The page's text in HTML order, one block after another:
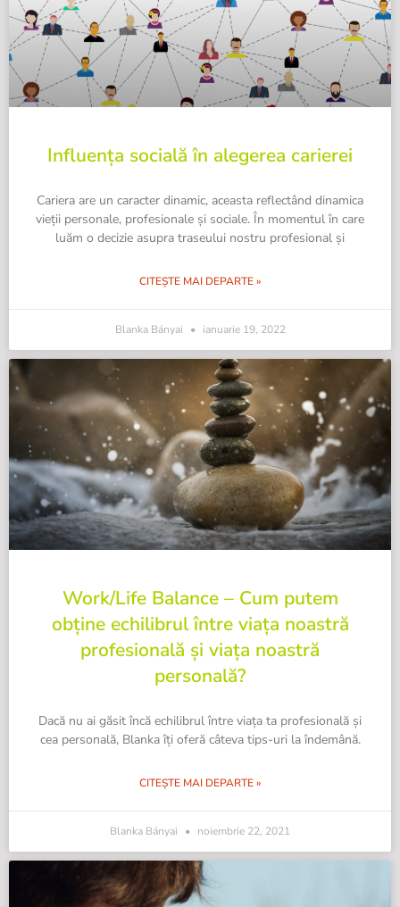
Influența socială în alegerea carierei
Cariera are un caracter dinamic, aceasta reflectând dinamica
vieții personale, profesionale și sociale. În momentul în care
luăm o decizie asupra traseului nostru profesional și
CITEȘTE MAI DEPARTE »
Blanka Bányai ianuarie 19, 2022
Work/Life Balance – Cum putem
obține echilibrul între viața noastră
profesională și viața noastră
personală?
Dacă nu ai găsit încă echilibrul între viața ta profesională și
cea personală, Blanka îți oferă câteva tips-uri la îndemână.
CITEȘTE MAI DEPARTE »
Blanka Bányai noiembrie 22, 2021